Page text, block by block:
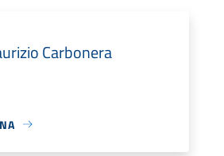
Carbonera